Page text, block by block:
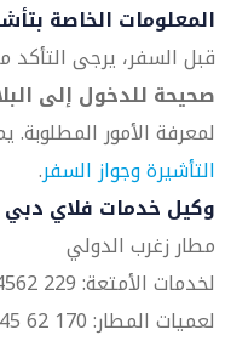
المعلومات الخاصة
قبل السفر، يرجى
صحيحة للدخول إلى
لمعرفة الأمور
التأشيرة وجواز السفر.
وكيل خدمات فلاي دبي
مطار زغرب الدولي
لخدمات الأمتعة: 229 4562 1 385+
لعميات المطار: 170 62 45 1 385+